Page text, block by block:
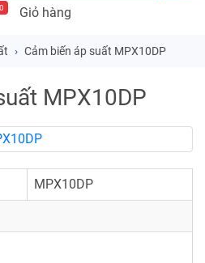
0 Giỏ hàng
Cảm biến áp suất MPX10DP
MPX10DP
MPX10DP